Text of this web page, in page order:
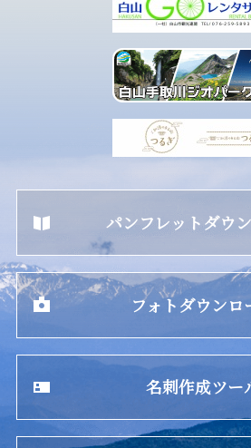
パンフレットダウ
フォトダウンロ
名刺作成ツー